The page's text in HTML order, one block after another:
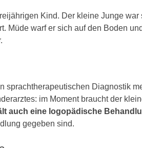
Kind. Der kleine Junge
Müde warf er sich auf den Boden
sprachtherapeutischen Diagnostik
im Moment braucht der
auch eine logopädische
gegeben sind.